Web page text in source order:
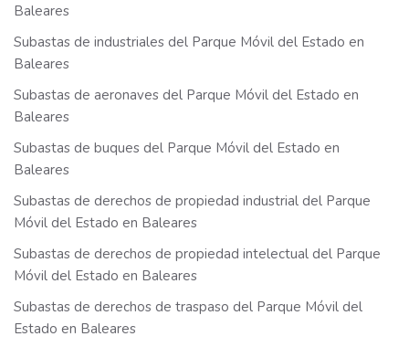
Baleares
Subastas de industriales del Parque Móvil del Estado en
Baleares
Subastas de aeronaves del Parque Móvil del Estado en
Baleares
Subastas de buques del Parque Móvil del Estado en
Baleares
Subastas de derechos de propiedad industrial del Parque
Móvil del Estado en Baleares
Subastas de derechos de propiedad intelectual del Parque
Móvil del Estado en Baleares
Subastas de derechos de traspaso del Parque Móvil del
Estado en Baleares